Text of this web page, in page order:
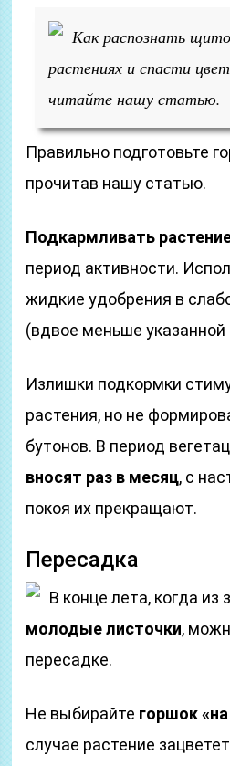
Как распознать
растениях и спасти
читайте нашу статью.
Правильно подготовьте
прочитав нашу статью.
Подкармливать
период активности.
жидкие удобрения в
(вдвое меньше указанной
Излишки подкормки
растения, но не
бутонов. В период
вносят раз в месяц, с
покоя их прекращают.
Пересадка
В конце лета, когда из
молодые листочки,
пересадке.
Не выбирайте горшок
случае растение